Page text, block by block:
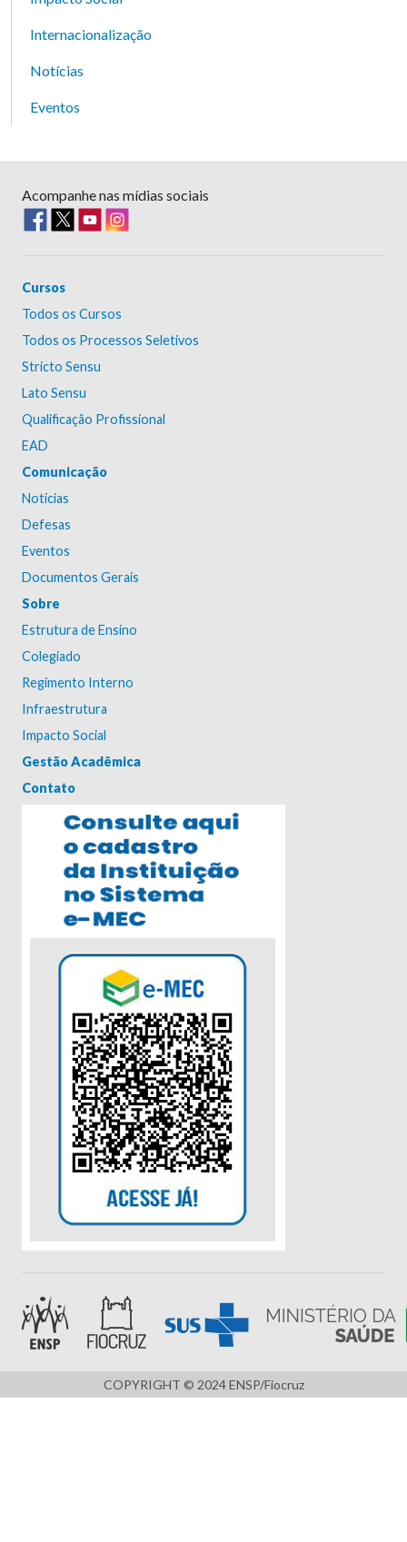
Internacionalização
Notícias
Eventos
Acompanhe nas mídias sociais
Cursos
Todos os Cursos
Todos os Processos Seletivos
Stricto Sensu
Lato Sensu
Qualificação Profissional
EAD
Comunicação
Notícias
Defesas
Eventos
Documentos Gerais
Sobre
Estrutura de Ensino
Colegiado
Regimento Interno
Infraestrutura
Impacto Social
Gestão Acadêmica
Contato
COPYRIGHT © 2024 ENSP/Fiocruz